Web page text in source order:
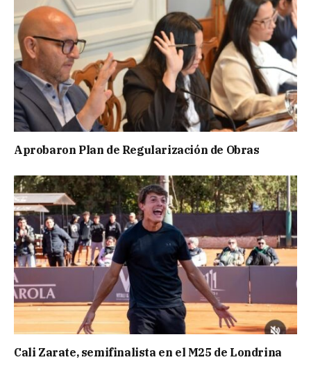
Aprobaron Plan de Regularización de Obras
Cali Zarate, semifinalista en el M25 de Londrina